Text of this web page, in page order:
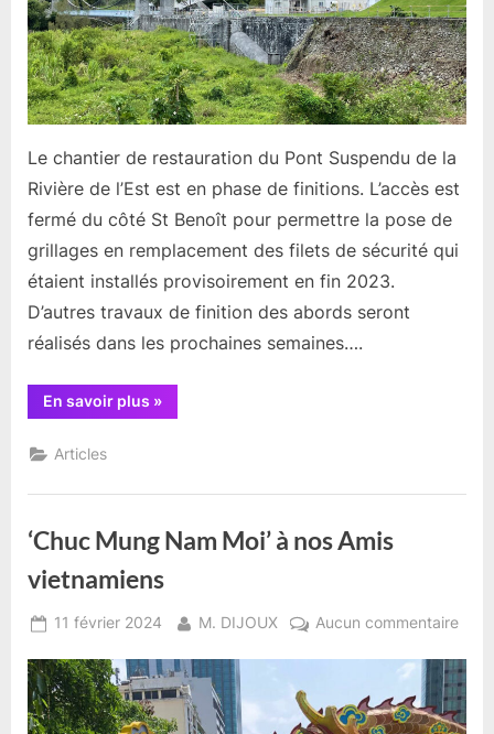
Le chantier de restauration du Pont Suspendu de la
Rivière de l’Est est en phase de finitions. L’accès est
fermé du côté St Benoît pour permettre la pose de
grillages en remplacement des filets de sécurité qui
étaient installés provisoirement en fin 2023.
D’autres travaux de finition des abords seront
réalisés dans les prochaines semaines….
En savoir plus “Résumé
Actualités
»
Articles
‘Chuc Mung Nam Moi’ à nos Amis
vietnamiens
Posted
11 février 2024 By
M. DIJOUX Aucun commentairesur
Nam
Moi’